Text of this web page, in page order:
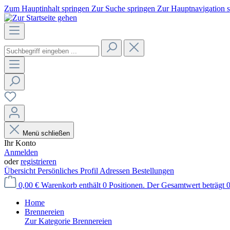
Zum Hauptinhalt springen Zur Suche springen Zur Hauptnavigation
Menü schließen
Ihr Konto
Anmelden
oderregistrieren
Übersicht Persönliches Profil Adressen Bestellungen
0,00 € Warenkorb enthält 0 Positionen. Der Gesamtwert beträgt
Home
Brennereien
Zur Kategorie Brennereien